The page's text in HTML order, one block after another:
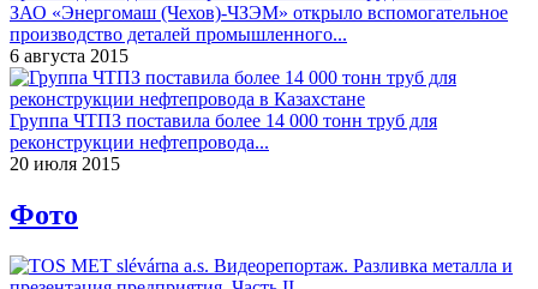
ЗАО «Энергомаш (Чехов)-ЧЗЭМ» открыло вспомогательное
производство деталей промышленного...
6 августа 2015
Группа ЧТПЗ поставила более 14 000 тонн труб для
реконструкции нефтепровода...
20 июля 2015
Фото